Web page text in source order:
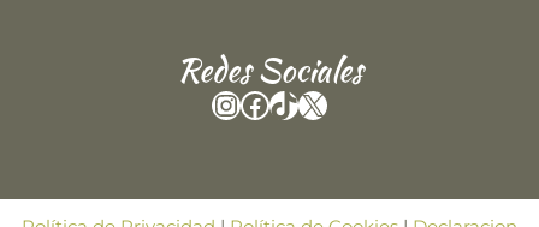
Redes Sociales
Instagram
Facebook
TikTok
X